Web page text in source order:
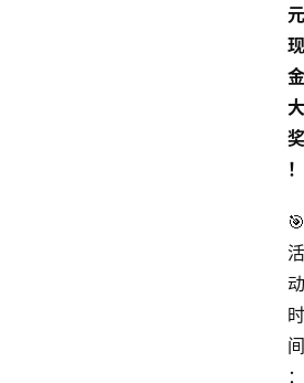
元
现
金
大
奖
！
🎯
活
动
时
间
：